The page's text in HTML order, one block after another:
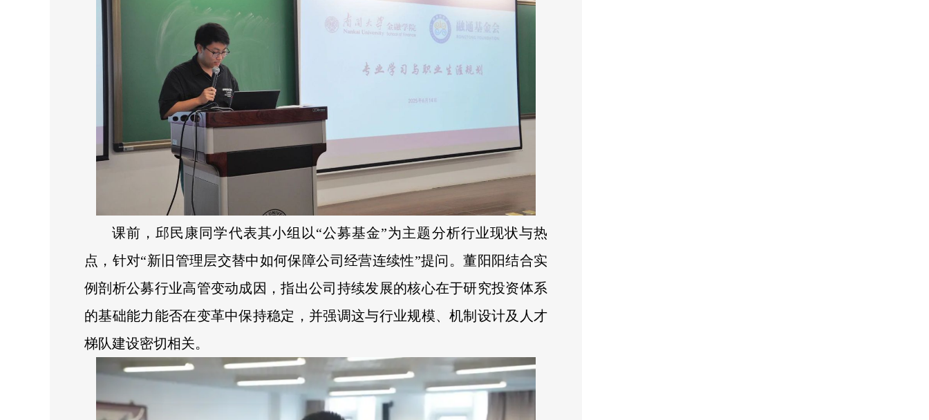
课前，邱民康同学代表其小组以“公募基金”为主题分析行业现状与热
点，针对“新旧管理层交替中如何保障公司经营连续性”提问。董阳阳结合实
例剖析公募行业高管变动成因，指出公司持续发展的核心在于研究投资体系
的基础能力能否在变革中保持稳定，并强调这与行业规模、机制设计及人才
梯队建设密切相关。